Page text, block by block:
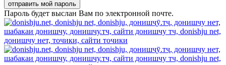
Пароль будет выслан Вам по электронной почте.